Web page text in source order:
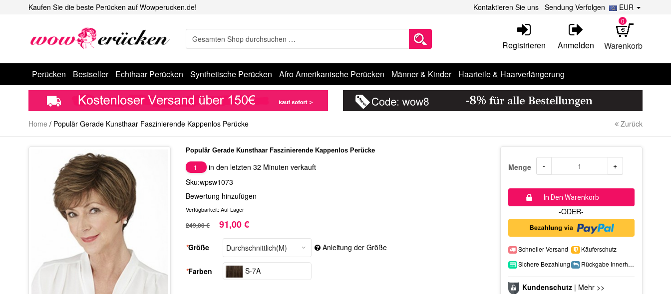
Kaufen Sie die beste Perücken auf Wowperucken.de! EUR
Kontaktieren Sie uns Sendung Verfolgen
Warenkorb
0
Registrieren Anmelden
Perücken Bestseller Echthaar Perücken Synthetische Perücken Afro Amerikanische Perücken Männer & Kinder Haarteile & Haarverlängerung
Home / Populär Gerade Kunsthaar Faszinierende Kappenlos Perücke Zurück
Populär Gerade Kunsthaar Faszinierende Kappenlos Perücke
1
in den letzten 32 Minuten verkauft
Sku:wpsw1073
Bewertung hinzufügen
Verfügbarkeit: Auf Lager
249,00 € 91,00 €
*Größe Anleitung der Größe
*Farben S-7A
Menge - +
In Den Warenkorb
-ODER-
Schneller Versand
Käuferschutz
Sichere Bezahlung
Rückgabe Innerhalb 15 Tage
Kundenschutz| Mehr >>